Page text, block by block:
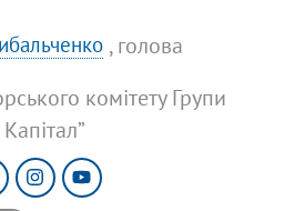
, голова
комітету Групи